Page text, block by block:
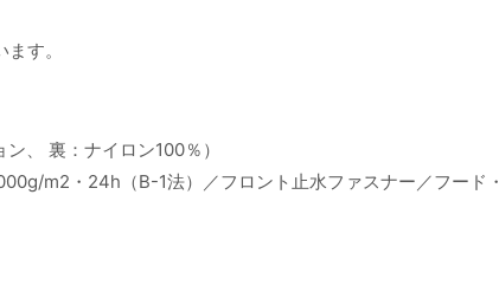
す。
、 裏：ナイロン100％）
m2・24h（B-1法）／フロント止水ファスナー／フード・